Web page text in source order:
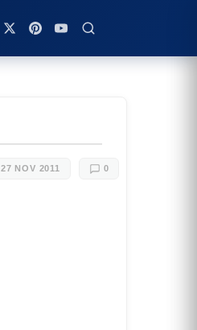
27 NOV 2011 0